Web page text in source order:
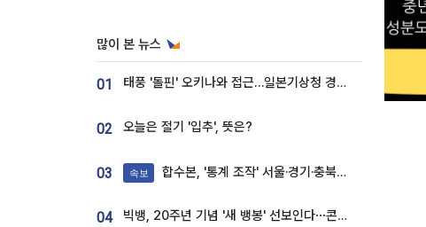
많이 본 뉴스
01 태풍 '돌핀' 오키나와 접근…일본기상청 경로 업데이트
02 오늘은 절기 '입추', 뜻은?
03 속보 합수본, '통계 조작' 서울·경기·충북 선관위 등 추가 압수수색
04 빅뱅, 20주년 기념 '새 뱅봉' 선보인다⋯콘서트 앞두고 팝업 개최